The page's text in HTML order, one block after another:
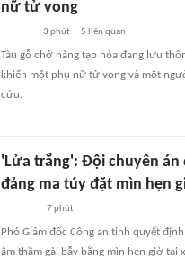
nữ tử vong
3 phút 5 liên quan
Tàu gỗ chở hàng tạp hóa đang lưu
khiến một phụ nữ tử vong và một
cứu.
'Lửa trắng': Đội chuyên
đảng ma túy đặt mìn hẹn
7 phút
Phó Giám đốc Công an tỉnh quyết
âm thầm gài bẫy bằng mìn hẹn giờ tại